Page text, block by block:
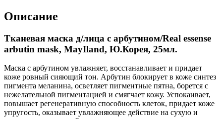
Описание
Тканевая маска д/лица с арбутином/Real essense
arbutin mask, MayIland, Ю.Корея, 25мл.
Маска с арбутином увлажняет, восстанавливает и придает
коже ровный сияющий тон. Арбутин блокирует в коже синтез
пигмента меланина, осветляет пигментные пятна, борется с
нежелательной пигментацией и смягчает кожу. Успокаивает,
повышает регенеративную способность клеток, придает коже
упругость, оказывает увлажняющее действие на сухую и